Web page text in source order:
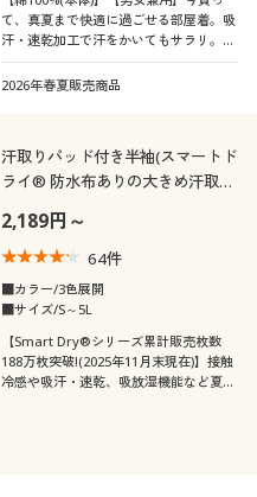
て、真夏まで快適に過ごせる部屋着。吸
汗・速乾加工で汗をかいてもサラリ。T
タイプで動きやすい半袖ルームウェア
2026年春夏販売商品
汗取りパッド付き半袖(スマートド
ライ® 防水布ありの大きめ汗取り
2,189円～
64件
■カラー/3色展開
■サイズ/S～5L
【Smart Dry®シリーズ累計販売枚数
188万枚突破!(2025年11月末現在)】接触
冷感や吸汗・速乾、吸放湿機能など夏に